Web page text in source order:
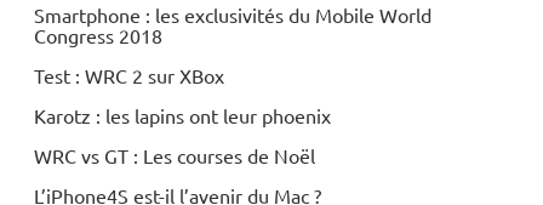
Smartphone : les exclusivités du Mobile World
Congress 2018
Test : WRC 2 sur XBox
Karotz : les lapins ont leur phoenix
WRC vs GT : Les courses de Noël
L’iPhone4S est-il l’avenir du Mac ?